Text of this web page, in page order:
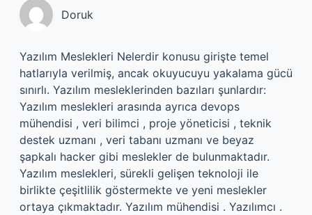
Doruk
Yazılım Meslekleri Nelerdir konusu girişte temel
hatlarıyla verilmiş, ancak okuyucuyu yakalama gücü
sınırlı. Yazılım mesleklerinden bazıları şunlardır:
Yazılım meslekleri arasında ayrıca devops
mühendisi , veri bilimci , proje yöneticisi , teknik
destek uzmanı , veri tabanı uzmanı ve beyaz
şapkalı hacker gibi meslekler de bulunmaktadır.
Yazılım meslekleri, sürekli gelişen teknoloji ile
birlikte çeşitlilik göstermekte ve yeni meslekler
ortaya çıkmaktadır. Yazılım mühendisi . Yazılımcı .